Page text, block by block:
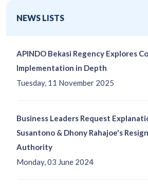
NEWS LISTS
Tuesday, 11 November 2025
APINDO Bekasi Regency Explores
Implementation in Depth
Monday, 03 June 2024
Business Leaders Request
Susantono & Dhony Rahajoe's
Authority